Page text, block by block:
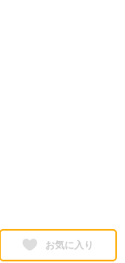
お気に入り